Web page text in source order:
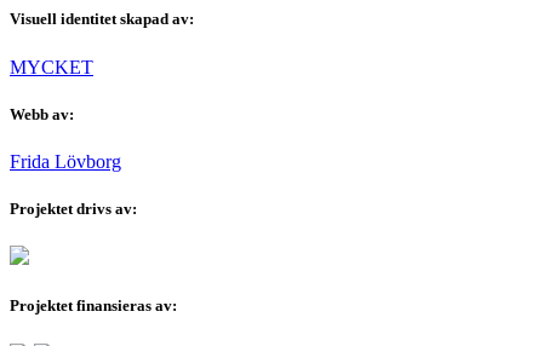
Visuell identitet skapad av:
MYCKET
Webb av:
Frida Lövborg
Projektet drivs av:
Projektet finansieras av: